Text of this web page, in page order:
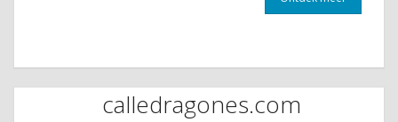
calledragones.com